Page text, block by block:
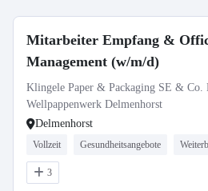
Mitarbeiter Empfang &
Management (w/m/d)
Klingele Paper & Packaging SE & Co.
Wellpappenwerk Delmenhorst
Delmenhorst
Vollzeit Gesundheitsangebote
3